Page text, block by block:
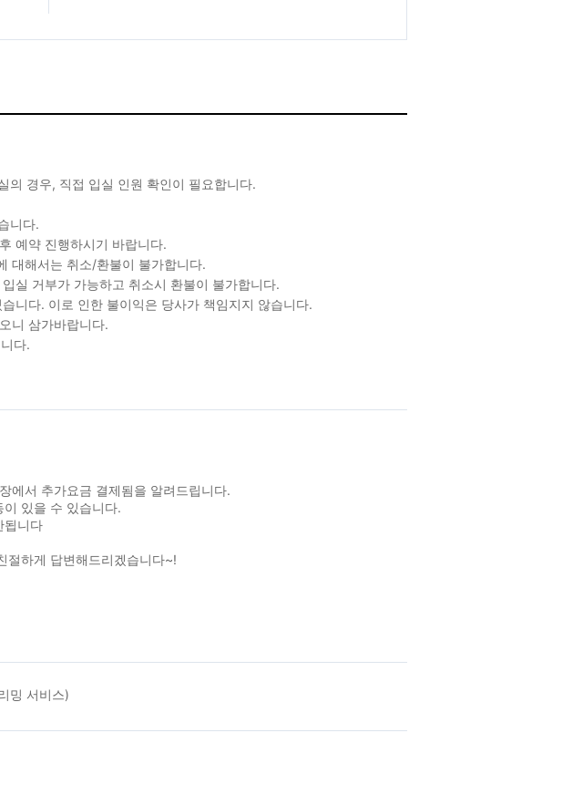
의 경우, 직접 입실 인원 확인이 필요합니다.
니다.
예약 진행하시기 바랍니다.
대해서는 취소/환불이 불가합니다.
실 거부가 가능하고 취소시 환불이 불가합니다.
니다. 이로 인한 불이익은 당사가 책임지지 않습니다.
니 삼가바랍니다.
다.
에서 추가요금 결제됨을 알려드립니다.
있을 수 있습니다.
됩니다
절하게 답변해드리겠습니다~!
밍 서비스)